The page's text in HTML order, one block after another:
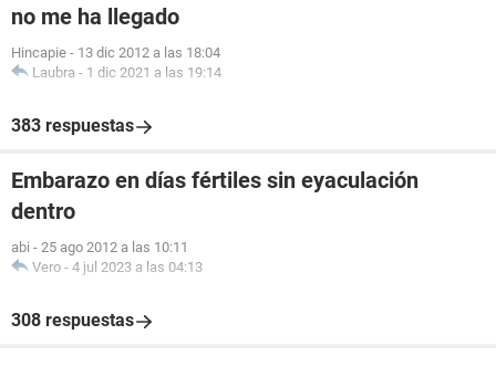
no me ha llegado
Hincapie - 13 dic 2012 a las 18:04
Laubra - 1 dic 2021 a las 19:14
383 respuestas
Embarazo en días fértiles sin eyaculación
dentro
abi - 25 ago 2012 a las 10:11
Vero - 4 jul 2023 a las 04:13
308 respuestas